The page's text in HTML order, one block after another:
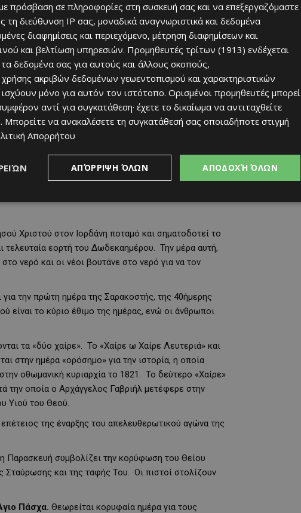
Ανεξαρτησίας.Η μέρα αυτή γιορτάζεται με
μας. Η 1ηΟκτωβρίου από το 1960 και μετά
Κύπρου, ύστερα από τον αγώνα ενάντια στους
τόσο στην Ελλάδα όσο και στην Κύπρο. Η
την άρνηση της Ελλάδος στις ιταλικές
Πολέμου.
του Ιησού Χριστού. Πρόκειται για μία γιορτή που
τα χειροποίητα μελομακάρονα, οι κουραμπιέδες
Χριστού στον Ιορδάνη ποταμό και σηματοδοτεί το
τελευταία εορτή του Δωδεκαημέρου. Την μέρα αυτή,
νερό και οι νέοι βουτάνε στο νερό για να τον
για την πρώτη ημέρα της Σαρακοστής, της 40ήμερης
είναι το κύριο έθιμο της ημέρας, ενώ οι άνθρωποι
τα «δύο χαίρε». Το «Χαίρε ω Χαίρε Λευτεριά» και
στην ημέρα «ορόσημο» για την ιστορία, η οποία
οθωμανική κυριαρχία το 1821. Το δεύτερο «Χαίρε»
την οποία ο Αρχάγγελος Γαβριήλ μετέφερε στην
Υιού του Θεού.
επέτειος της έναρξης του απελευθερωτικού αγώνα της
Παρασκευή συμβολίζει την κορύφωση του Θείου
και της ταφής Του. Οι πιστοί στολίζουν
Πάσχα. Θεωρείται κορυφαία ημέρα για τους
πρόσβαση σε πληροφορίες στη συσκευή σας και να επεξεργαζόμαστε
διεύθυνση IP σας, μοναδικά αναγνωριστικά και δεδομένα
διαφημίσεις και περιεχόμενο, μέτρηση διαφημίσεων και
και βελτίωση υπηρεσιών. Προμηθευτές τρίτων (1913) ενδέχεται
δεδομένα σας για αυτούς και άλλους σκοπούς,
ακριβών δεδομένων γεωεντοπισμού και χαρακτηριστικών
μόνο για αυτόν τον ιστότοπο. Ορισμένοι προμηθευτές μπορεί
αντί για συγκατάθεση· έχετε το δικαίωμα να αντιταχθείτε
. Μπορείτε να ανακαλέσετε τη συγκατάθεσή σας οποιαδήποτε στιγμή
Απορρήτου
ΑΠΟΔΟΧΉ ΌΛΩΝ
ΑΠΌΡΡΙΨΗ ΌΛΩΝ